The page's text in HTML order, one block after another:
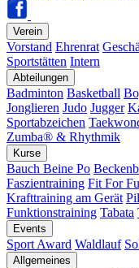
Verein
Vorstand Ehrenrat
Sportstätten Intern
Abteilungen
Badminton Basketball
Jonglieren Judo Jugger
Sportabzeichen
Zumba® & Rhythmik
Kurse
Bauch Beine Po
Faszientraining Fit For
Krafttraining am Gerät
Funktionstraining Tabata
Events
Sport Award Waldlauf
Allgemeines